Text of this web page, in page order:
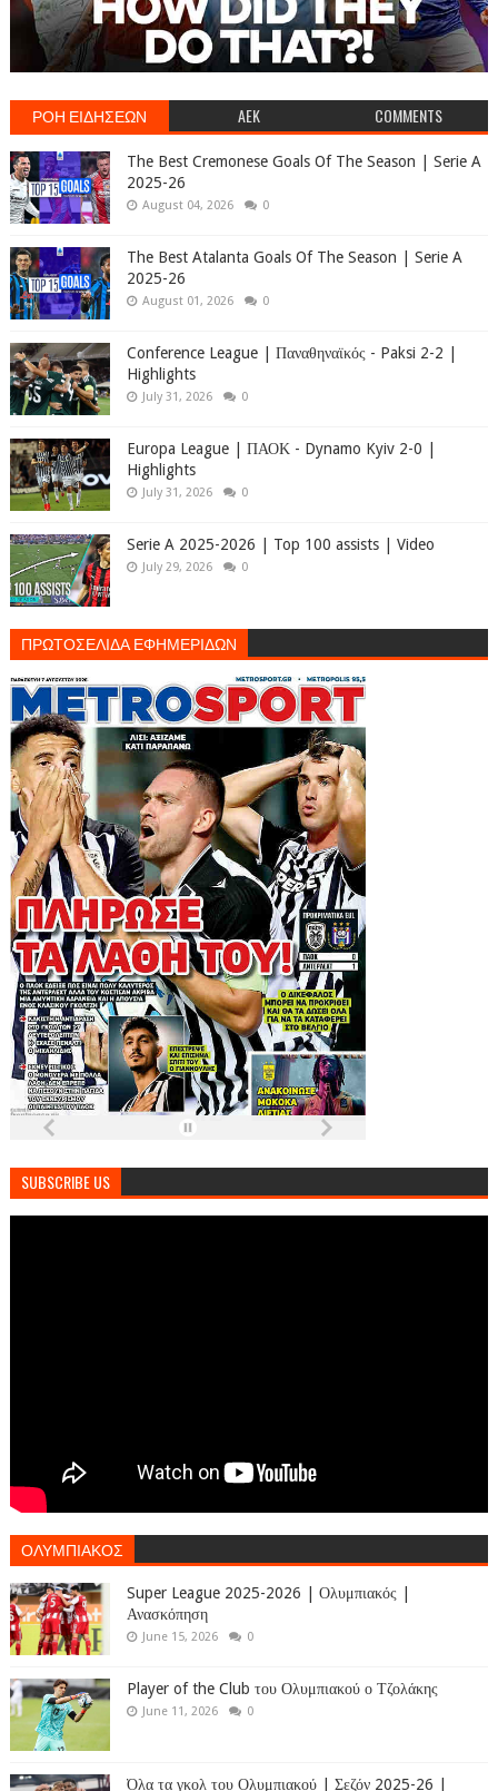
ΡΟΗ ΕΙΔΗΣΕΩΝ AEK COMMENTS
The Best Cremonese Goals Of The Season | Serie A
2025-26
August 04, 2026 0
The Best Atalanta Goals Of The Season | Serie A
2025-26
August 01, 2026 0
Conference League | Παναθηναϊκός - Paksi 2-2 |
Highlights
July 31, 2026 0
Europa League | ΠΑΟΚ - Dynamo Kyiv 2-0 |
Highlights
July 31, 2026 0
Serie A 2025-2026 | Top 100 assists | Video
July 29, 2026 0
ΠΡΩΤΟΣΕΛΙΔΑ ΕΦΗΜΕΡΙΔΩΝ
SUBSCRIBE US
ΟΛΥΜΠΙΑΚΟΣ
Super League 2025-2026 | Ολυμπιακός |
Ανασκόπηση
June 15, 2026 0
Player of the Club του Ολυμπιακού ο Τζολάκης
June 11, 2026 0
Όλα τα γκολ του Ολυμπιακού | Σεζόν 2025-26 |